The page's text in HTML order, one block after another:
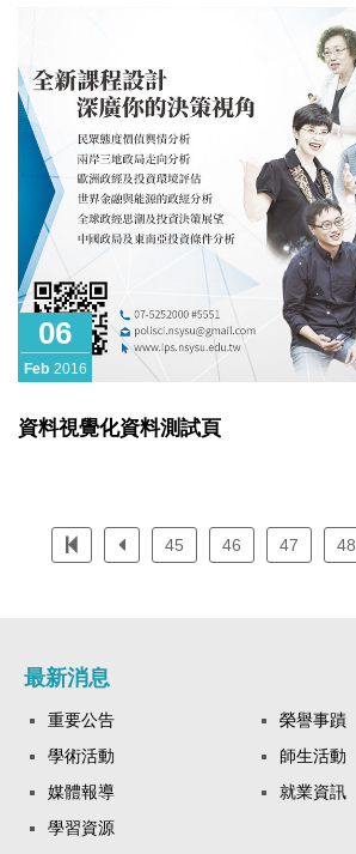
06
Feb 2016
資料視覺化資料測試頁
45 46 47 48
最新消息
重要公告
榮譽事蹟
學術活動
師生活動
媒體報導
就業資訊
學習資源